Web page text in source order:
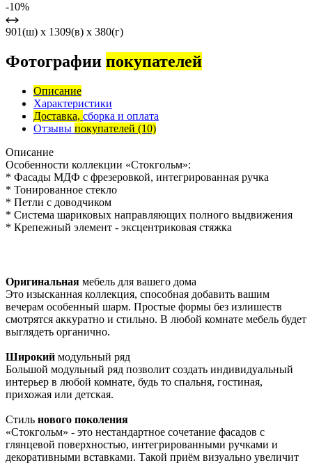
-10%
901(ш) x 1309(в) x 380(г)
Фотографии покупателей
Описание
Характеристики
Доставка, сборка и оплата
Отзывы покупателей (10)
Описание
Особенности коллекции «Стокгольм»:
* Фасады МДФ с фрезеровкой, интегрированная ручка
* Тонированное стекло
* Петли с доводчиком
* Система шариковых направляющих полного выдвижения
* Крепежный элемент - эксцентриковая стяжка
Оригинальная мебель для вашего дома
Это изысканная коллекция, способная добавить вашим
вечерам особенный шарм. Простые формы без излишеств
смотрятся аккуратно и стильно. В любой комнате мебель будет
выглядеть органично.
Широкий модульный ряд
Большой модульный ряд позволит создать индивидуальный
интерьер в любой комнате, будь то спальня, гостиная,
прихожая или детская.
Стиль нового поколения
«Стокгольм» - это нестандартное сочетание фасадов с
глянцевой поверхностью, интегрированными ручками и
декоративными вставками. Такой приём визуально увеличит